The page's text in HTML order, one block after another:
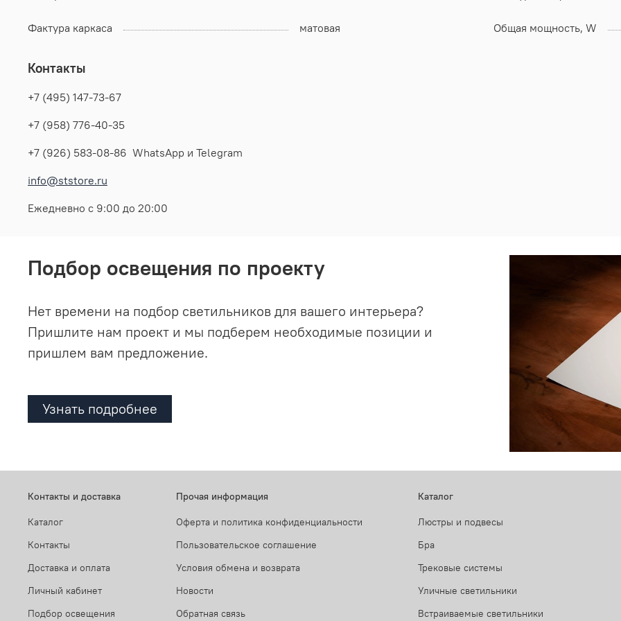
Фактура каркаса матовая Общая мощность, W
Контакты
+7 (495) 147-73-67
+7 (958) 776-40-35
+7 (926) 583-08-86 WhatsApp и Telegram
info@ststore.ru
Ежедневно с 9:00 до 20:00
Подбор освещения по проекту
Нет времени на подбор светильников для вашего интерьера?
Пришлите нам проект и мы подберем необходимые позиции и
пришлем вам предложение.
Узнать подробнее
Контакты и доставка
Каталог
Контакты
Доставка и оплата
Личный кабинет
Подбор освещения
Прочая информация
Оферта и политика конфиденциальности
Пользовательское соглашение
Условия обмена и возврата
Новости
Обратная связь
Каталог
Люстры и подвесы
Бра
Трековые системы
Уличные светильники
Встраиваемые светильники